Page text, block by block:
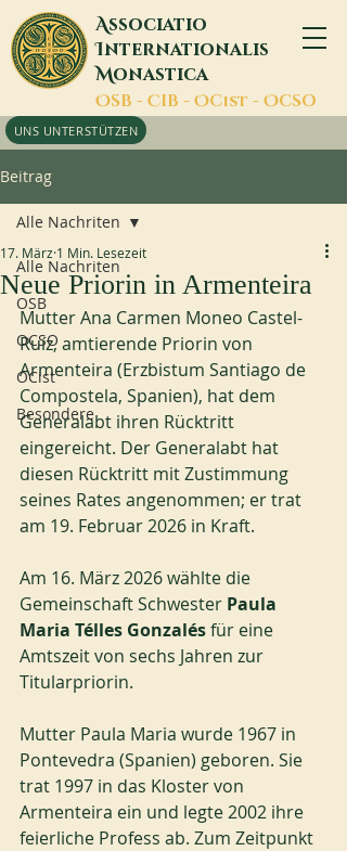
Associatio
Internationalis
Monastica
OSB - CIB - OCist - OCSO
UNS UNTERSTÜTZEN
Beitrag
Alle Nachriten
OSB
OCSO
OCist
Besondere
Alle Nachriten
Neue Priorin in Armenteira
17. März 1 Min. Lesezeit
Mutter Ana Carmen Moneo Castel-
Ruíz, amtierende Priorin von
Armenteira (Erzbistum Santiago de
Compostela, Spanien), hat dem
Generalabt ihren Rücktritt
eingereicht. Der Generalabt hat
diesen Rücktritt mit Zustimmung
seines Rates angenommen; er trat
am 19. Februar 2026 in Kraft.
Am 16. März 2026 wählte die
Gemeinschaft Schwester Paula
Maria Télles Gonzalés für eine
Amtszeit von sechs Jahren zur
Titularpriorin.
Mutter Paula Maria wurde 1967 in
Pontevedra (Spanien) geboren. Sie
trat 1997 in das Kloster von
Armenteira ein und legte 2002 ihre
feierliche Profess ab. Zum Zeitpunkt